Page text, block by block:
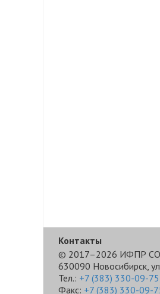
Контакты
© 2017–2026 ИФПР
630090 Новосибирск,
Тел.: +7 (383) 330-09-75
Факс: +7 (383) 330-09-